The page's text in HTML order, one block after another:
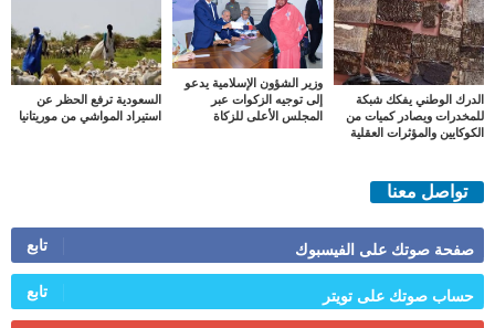
الدرك الوطني يفكك شبكة
للمخدرات ويصادر كميات من
الكوكايين والمؤثرات العقلية
وزير الشؤون الإسلامية يدعو
إلى توجيه الزكوات عبر
المجلس الأعلى للزكاة
السعودية ترفع الحظر عن
استيراد المواشي من موريتانيا
تواصل معنا
صفحة صوتك على الفيسبوك تابع
حساب صوتك على تويتر تابع